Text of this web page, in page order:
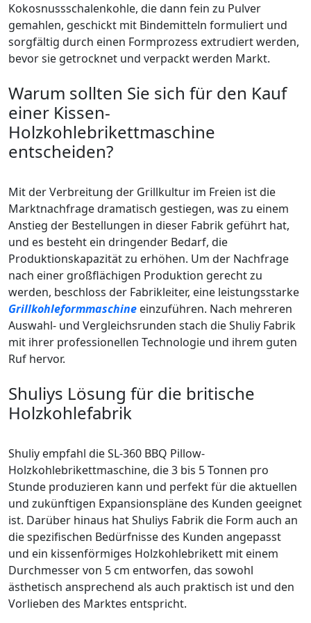
Kokosnussschalenkohle, die dann fein zu Pulver
gemahlen, geschickt mit Bindemitteln formuliert und
sorgfältig durch einen Formprozess extrudiert werden,
bevor sie getrocknet und verpackt werden Markt.
Warum sollten Sie sich für den Kauf
einer Kissen-
Holzkohlebrikettmaschine
entscheiden?
Mit der Verbreitung der Grillkultur im Freien ist die
Marktnachfrage dramatisch gestiegen, was zu einem
Anstieg der Bestellungen in dieser Fabrik geführt hat,
und es besteht ein dringender Bedarf, die
Produktionskapazität zu erhöhen. Um der Nachfrage
nach einer großflächigen Produktion gerecht zu
werden, beschloss der Fabrikleiter, eine leistungsstarke
Grillkohleformmaschine einzuführen. Nach mehreren
Auswahl- und Vergleichsrunden stach die Shuliy Fabrik
mit ihrer professionellen Technologie und ihrem guten
Ruf hervor.
Shuliys Lösung für die britische
Holzkohlefabrik
Shuliy empfahl die SL-360 BBQ Pillow-
Holzkohlebrikettmaschine, die 3 bis 5 Tonnen pro
Stunde produzieren kann und perfekt für die aktuellen
und zukünftigen Expansionspläne des Kunden geeignet
ist. Darüber hinaus hat Shuliys Fabrik die Form auch an
die spezifischen Bedürfnisse des Kunden angepasst
und ein kissenförmiges Holzkohlebrikett mit einem
Durchmesser von 5 cm entworfen, das sowohl
ästhetisch ansprechend als auch praktisch ist und den
Vorlieben des Marktes entspricht.